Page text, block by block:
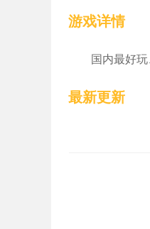
游戏详情
国内最好
最新更新